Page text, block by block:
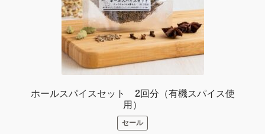
ホールスパイスセット 2回分（有機スパイス使
用）
セール